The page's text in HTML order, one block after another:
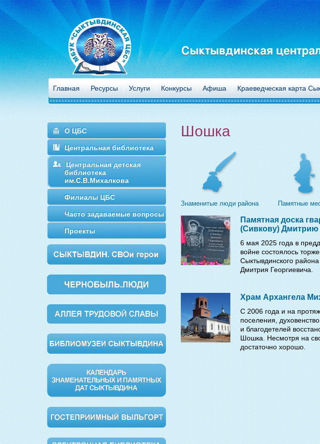
Сыктывдинская
Главная Ресурсы Услуги Конкурсы Афиша Краеведческая карта
О ЦБС
Центральная библиотека
Центральная детская
библиотека
им.С.В.Михалкова
Филиалы ЦБС
Часто задаваемые вопросы
Проекты
Шошка
Знаменитые люди района Памятные
Памятная доска
(Сивкову) Дмитрию
6 мая 2025 года в
войне состоялось
Сыктывдинского
Дмитрия Георгиевича.
Храм Архангела
С 2006 года и на
поселения,
и благодетелей
Шошка. Несмотря на
достаточно хорошо.